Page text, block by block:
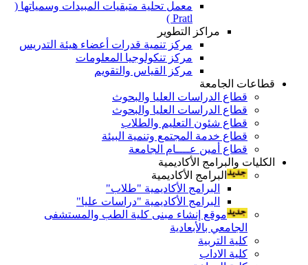
معمل تحلية متبقيات المبيدات وسمياتها (
Pratl )
مراكز التطوير
مركز تنمية قدرات أعضاء هيئة التدريس
مركز تنكولوجيا المعلومات
مركز القياس والتقويم
قطاعات الجامعة
قطاع الدراسات العليا والبحوث
قطاع الدراسات العليا والبحوث
قطاع شئون التعليم والطلاب
قطاع خدمة المجتمع وتنمية البيئة
قطاع أمين عــــام الجامعة
الكليات والبرامج الأكاديمية
البرامج الأكاديمية
البرامج الأكاديمية "طلاب"
البرامج الأكاديمية "دراسات عليا"
موقع إنشاء مبنى كلية الطب والمستشفى
الجامعي بالأبعادية
كلية التربية
كلية الاداب